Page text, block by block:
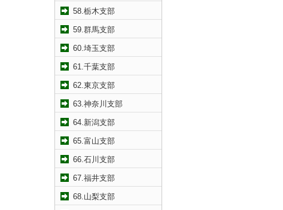
58.栃木支部
59.群馬支部
60.埼玉支部
61.千葉支部
62.東京支部
63.神奈川支部
64.新潟支部
65.富山支部
66.石川支部
67.福井支部
68.山梨支部